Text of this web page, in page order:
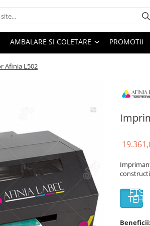
AMBALARE SI COLETARE PROMOTII
Afinia L502
FISA
Beneficii: